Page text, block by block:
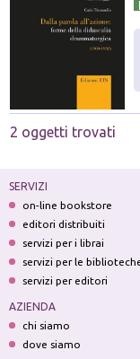
2 oggetti trovati
SERVIZI
on-line bookstore
editori distribuiti
servizi per i librai
servizi per le
servizi per editori
AZIENDA
chi siamo
dove siamo